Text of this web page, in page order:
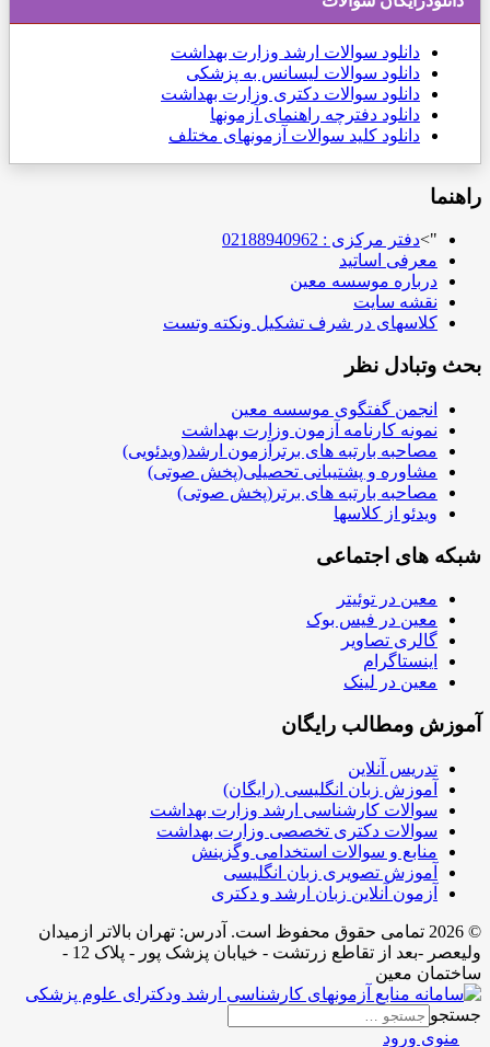
دانلود سوالات ارشد وزارت بهداشت
دانلود سوالات لیسانس به پزشکی
دانلود سوالات دکتری وزارت بهداشت
دانلود دفترچه راهنمای آزمونها
دانلود کلید سوالات آزمونهای مختلف
راهنما
">دفتر مرکزی : 02188940962
معرفی اساتید
درباره موسسه معین
نقشه سایت
کلاسهای در شرف تشکیل ونکته وتست
بحث وتبادل نظر
انجمن گفتگوی موسسه معین
نمونه کارنامه آزمون وزارت بهداشت
مصاحبه بارتبه های برترآزمون ارشد(ویدئویی)
مشاوره و پشتیبانی تحصیلی(پخش صوتی)
مصاحبه بارتبه های برتر(پخش صوتی)
ویدئو از کلاسها
شبکه های اجتماعی
معین در توئیتر
معین در فیس بوک
گالری تصاویر
اینستاگرام
معین در لینک
آموزش ومطالب رایگان
تدریس آنلاین
آموزش زبان انگلیسی (رایگان)
سوالات کارشناسی ارشد وزارت بهداشت
سوالات دکتری تخصصی وزارت بهداشت
منابع و سوالات استخدامی وگزینش
آموزش تصویری زبان انگلیسی
آزمون آنلاین زبان ارشد و دکتری
© 2026 تمامی حقوق محفوظ است. آدرس:‌ تهران بالاتر ازمیدان
ولیعصر -بعد از تقاطع زرتشت - خیابان پزشک پور - پلاک 12 -
ساختمان معین
جستجو
منوی ورود